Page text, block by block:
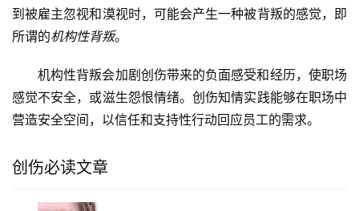
到被雇主忽视和漠视时，可能会产生一种被背叛的感觉，即
所谓的机构性背叛。
机构性背叛会加剧创伤带来的负面感受和经历，使职场
感觉不安全，或滋生怨恨情绪。创伤知情实践能够在职场中
营造安全空间，以信任和支持性行动回应员工的需求。
创伤必读文章